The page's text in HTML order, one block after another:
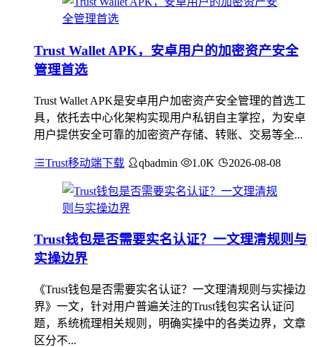
Trust Wallet APK，安卓用户的加密资产安全
管理首选
Trust Wallet APK是安卓用户加密资产安全管理的首选工
具，依托去中心化架构实现用户私钥自主掌控，为安卓
用户提供安全可靠的加密资产存储、转账、交易等全...
Trust移动端下载 qbadmin 1.0K 2026-08-08
Trust钱包是否需要实名认证？一文理清规则与
实操边界
《Trust钱包是否需要实名认证？一文理清规则与实操边
界》一文，针对用户普遍关注的Trust钱包实名认证问
题，系统梳理相关规则，明确实操中的各类边界，文章
区分不...